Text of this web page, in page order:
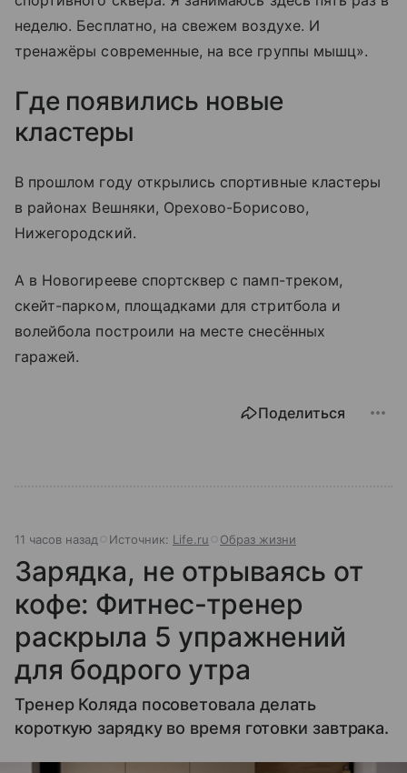
неделю. Бесплатно, на свежем воздухе. И
тренажёры современные, на все группы мышц».
Где появились новые
кластеры
В прошлом году открылись спортивные кластеры
в районах Вешняки, Орехово-Борисово,
Нижегородский.
А в Новогирееве спортсквер с памп-треком,
скейт-парком, площадками для стритбола и
волейбола построили на месте снесённых
гаражей.
Поделиться
11 часов назад Источник: Life.ru Образ жизни
Зарядка, не отрываясь от
кофе: Фитнес-тренер
раскрыла 5 упражнений
для бодрого утра
Тренер Коляда посоветовала делать
короткую зарядку во время готовки завтрака.